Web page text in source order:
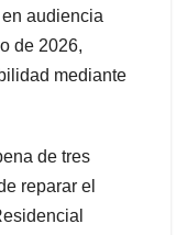
audiencia
de 2026,
mediante
de tres
reparar el